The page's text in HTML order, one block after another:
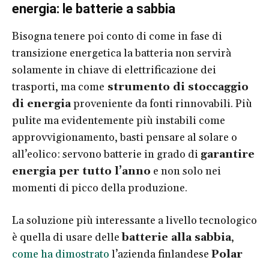
energia: le batterie a sabbia
Bisogna tenere poi conto di come in fase di
transizione energetica la batteria non servirà
solamente in chiave di elettrificazione dei
trasporti, ma come strumento di stoccaggio
di energiaproveniente da fonti rinnovabili. Più
pulite ma evidentemente più instabili come
approvvigionamento, basti pensare al solare o
all’eolico: servono batterie in grado di garantire
energia per tutto l’anno e non solo nei
momenti di picco della produzione.
La soluzione più interessante a livello tecnologico
è quella di usare dellebatterie alla sabbia,
come ha dimostrato l’azienda finlandese Polar